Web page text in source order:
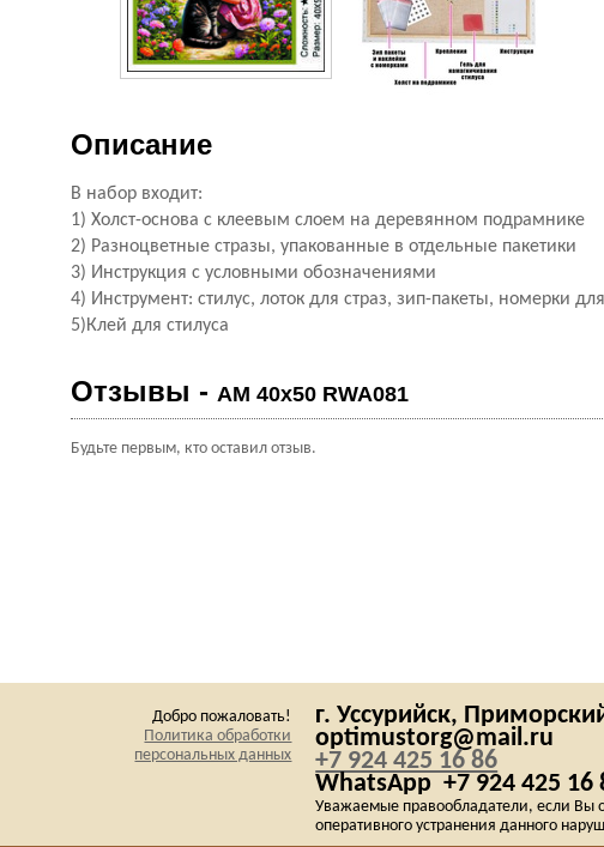
Описание
В набор входит:
1) Холст-основа с клеевым слоем на деревянном подрамнике
2) Разноцветные стразы, упакованные в отдельные пакетики
3) Инструкция с условными обозначениями
4) Инструмент: стилус, лоток для страз, зип-пакеты, номерки
5)Клей для стилуса
Отзывы - AM 40x50 RWA081
Будьте первым, кто оставил отзыв.
Добро пожаловать!
Политика обработки
персональных данных
г. Уссурийск,
optimustorg@mail.ru
+7 924 425 16 86
WhatsApp +7 924 425 16
Уважаемые правообладатели, если Вы
оперативного устранения данного